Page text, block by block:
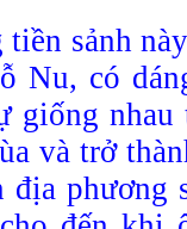
tiền sảnh
Nu, có
giống nhau
và trở
địa phương